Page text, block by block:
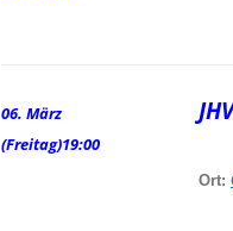
06. März
(Freitag)19:00
JHV
Ort: